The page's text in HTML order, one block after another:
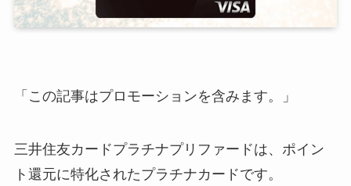
「この記事はプロモーションを含みます。」
三井住友カードプラチナプリファードは、ポイン
ト還元に特化されたプラチナカードです。